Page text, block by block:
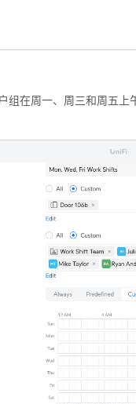
组在周一、周三和周五